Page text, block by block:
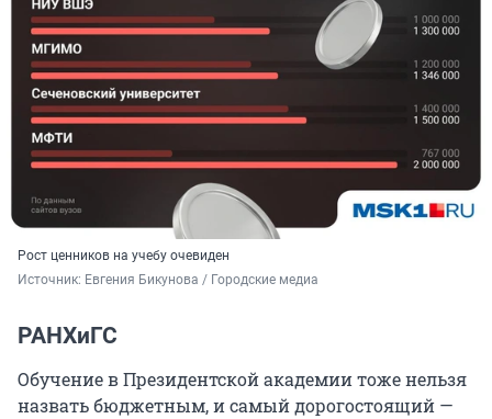
Рост ценников на учебу очевиден
Источник: Евгения Бикунова / Городские медиа
РАНХиГС
Обучение в Президентской академии тоже нельзя
назвать бюджетным, и самый дорогостоящий —